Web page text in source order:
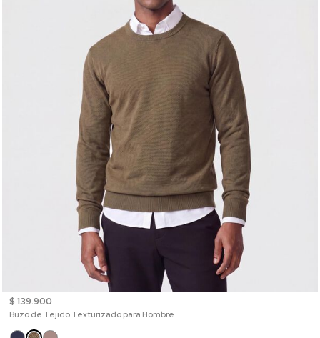
$ 139.900
Buzo de Tejido Texturizado para Hombre